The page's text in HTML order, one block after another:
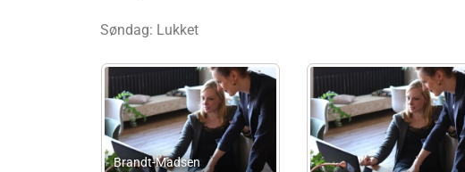
Søndag: Lukket
NBA